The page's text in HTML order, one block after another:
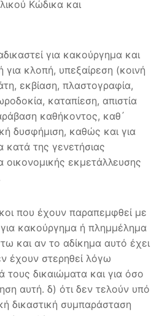
Κώδικα και
για κακούργημα και
για κλοπή, υπεξαίρεση (κοινή
εκβίαση, πλαστογραφία,
καταπίεση, απιστία
καθήκοντος, καθ
δυσφήμιση, καθώς και για
κατά της γενετήσιας
οικονομικής εκμετάλλευσης
που έχουν παραπεμφθεί με
για κακούργημα ή πλημμέλημα
και αν το αδίκημα αυτό έχει
έχουν στερηθεί λόγω
τους δικαιώματα και για όσο
αυτή. δ) ότι δεν τελούν υπό
δικαστική συμπαράσταση